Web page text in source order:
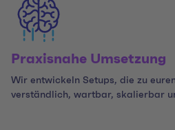
Praxisnahe Umsetzung
Wir entwickeln Setups, die zu
verständlich, wartbar, skalierbar